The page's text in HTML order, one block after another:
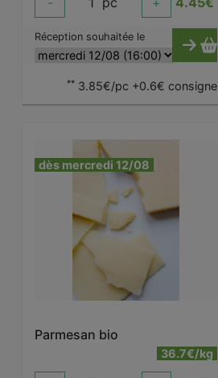
Réception souhaitée le
**3.85€/pc +0.6€ consigne
dès mercredi 12/08
Parmesan bio
36.7€/kg